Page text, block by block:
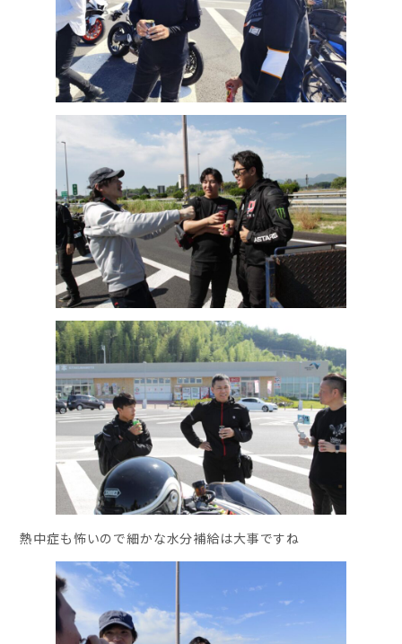
熱中症も怖いので細かな水分補給は大事ですね